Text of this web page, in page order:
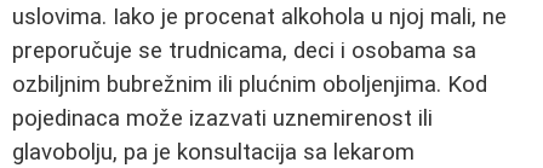
uslovima. Iako je procenat alkohola u njoj mali, ne
preporučuje se trudnicama, deci i osobama sa
ozbiljnim bubrežnim ili plućnim oboljenjima. Kod
pojedinaca može izazvati uznemirenost ili
glavobolju, pa je konsultacija sa lekarom